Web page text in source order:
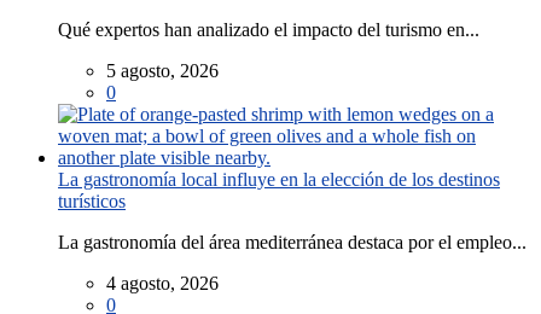
Qué expertos han analizado el impacto del turismo en...
5 agosto, 2026
0
La gastronomía local influye en la elección de los destinos
turísticos
La gastronomía del área mediterránea destaca por el empleo...
4 agosto, 2026
0